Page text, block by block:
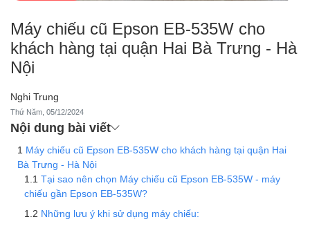
Máy chiếu cũ Epson EB-535W cho
khách hàng tại quận Hai Bà Trưng - Hà
Nội
Nghi Trung
Thứ Năm, 05/12/2024
Nội dung bài viết
Máy chiếu cũ Epson EB-535W cho khách hàng tại quận Hai
Bà Trưng - Hà Nội
Tại sao nên chọn Máy chiếu cũ Epson EB-535W - máy
chiếu gần Epson EB-535W?
Những lưu ý khi sử dụng máy chiếu: